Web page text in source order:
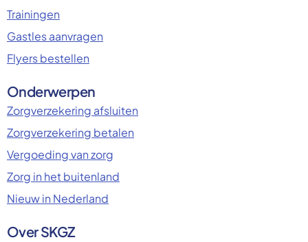
Trainingen
Gastles aanvragen
Flyers bestellen
Onderwerpen
Zorgverzekering afsluiten
Zorgverzekering betalen
Vergoeding van zorg
Zorg in het buitenland
Nieuw in Nederland
Over SKGZ